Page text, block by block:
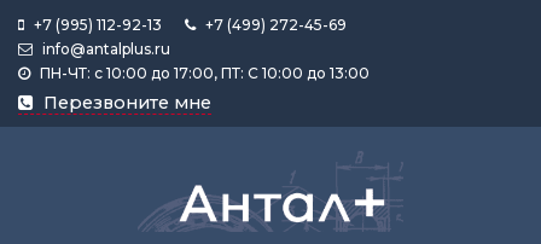
+7 (995) 112-92-13
+7 (499) 272-45-69
info@antalplus.ru
ПН-ЧТ: с 10:00 до 17:00, ПТ: С 10:00 до 13:00
Перезвоните мне
Каталог
продукции